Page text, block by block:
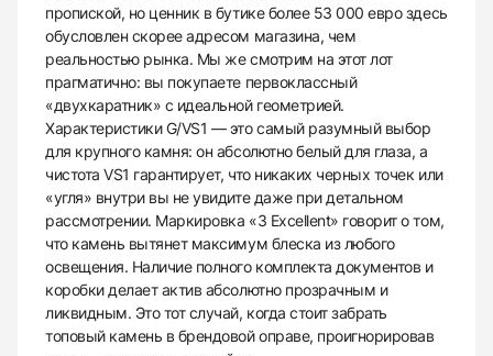
пропиской, но ценник в бутике более 53 000 евро здесь
обусловлен скорее адресом магазина, чем
реальностью рынка. Мы же смотрим на этот лот
прагматично: вы покупаете первоклассный
«двухкаратник» с идеальной геометрией.
Характеристики G/VS1 — это самый разумный выбор
для крупного камня: он абсолютно белый для глаза, а
чистота VS1 гарантирует, что никаких черных точек или
«угля» внутри вы не увидите даже при детальном
рассмотрении. Маркировка «3 Excellent» говорит о том,
что камень вытянет максимум блеска из любого
освещения. Наличие полного комплекта документов и
коробки делает актив абсолютно прозрачным и
ликвидным. Это тот случай, когда стоит забрать
топовый камень в брендовой оправе, проигнорировав